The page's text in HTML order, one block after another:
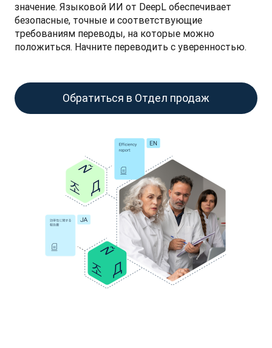
значение. Языковой ИИ от DeepL обеспечивает
безопасные, точные и соответствующие
требованиям переводы, на которые можно
положиться. Начните переводить с уверенностью.
Обратиться в Отдел продаж